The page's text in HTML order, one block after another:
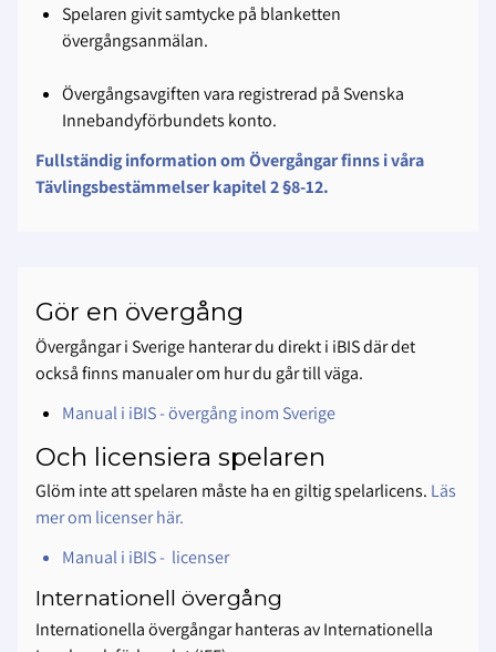
Spelaren givit samtycke på blanketten
övergångsanmälan.
Övergångsavgiften vara registrerad på Svenska
Innebandyförbundets konto.
Fullständig information om Övergångar finns i våra
Tävlingsbestämmelser kapitel 2 §8-12.
Gör en övergång
Övergångar i Sverige hanterar du direkt i iBIS där det
också finns manualer om hur du går till väga.
Manual i iBIS - övergång inom Sverige
Och licensiera spelaren
Glöm inte att spelaren måste ha en giltig spelarlicens. Läs
mer om licenser här.
Manual i iBIS - licenser
Internationell övergång
Internationella övergångar hanteras av Internationella